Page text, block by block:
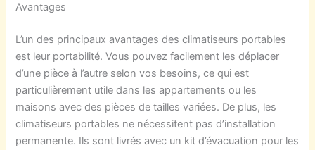
Avantages
L’un des principaux avantages des climatiseurs portables
est leur portabilité. Vous pouvez facilement les déplacer
d’une pièce à l’autre selon vos besoins, ce qui est
particulièrement utile dans les appartements ou les
maisons avec des pièces de tailles variées. De plus, les
climatiseurs portables ne nécessitent pas d’installation
permanente. Ils sont livrés avec un kit d’évacuation pour les